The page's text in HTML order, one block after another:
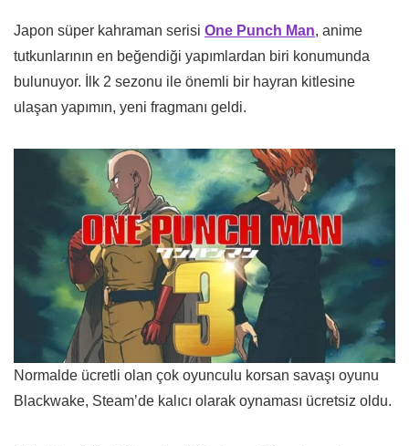
Japon süper kahraman serisi One Punch Man, anime
tutkunlarının en beğendiği yapımlardan biri konumunda
bulunuyor. İlk 2 sezonu ile önemli bir hayran kitlesine
ulaşan yapımın, yeni fragmanı geldi.
Normalde ücretli olan çok oyunculu korsan savaşı oyunu
Blackwake, Steam’de kalıcı olarak oynaması ücretsiz oldu.